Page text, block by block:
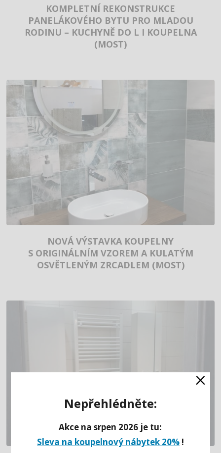
KOMPLETNÍ REKONSTRUKCE
PANELÁKOVÉHO BYTU PRO MLADOU
RODINU – KUCHYNĚ DO L I KOUPELNA
(MOST)
NOVÁ VÝSTAVKA KOUPELNY
S ORIGINÁLNÍM VZOREM A KULATÝM
OSVĚTLENÝM ZRCADLEM (MOST)
Nepřehlédněte:
Akce na srpen 2026 je tu:
Sleva na koupelnový nábytek 20%!
×